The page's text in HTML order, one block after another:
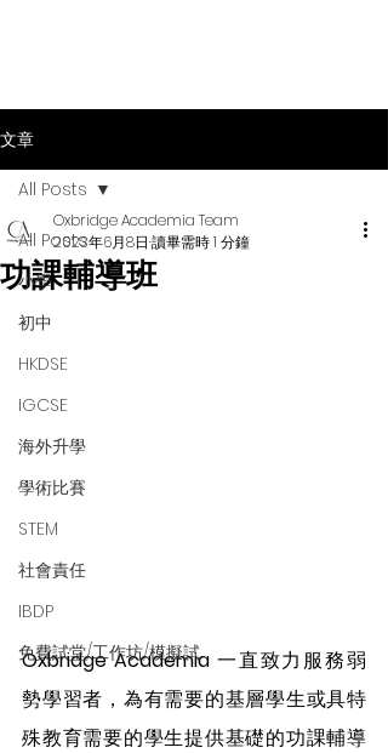
文章
All Posts
小學
初中
HKDSE
IGCSE
海外升學
學術比賽
STEM
社會責任
IBDP
免費試堂/工作坊/模擬試
All Posts
功課輔導班
Oxbridge Academia Team
2023年6月8日 讀畢需時 1 分鐘
Oxbridge Academia 一直致力服務弱
勢學習者，為有需要的基層學生或具特
殊教育需要的學生提供基礎的功課輔導